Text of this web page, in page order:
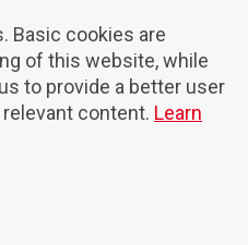
Basic cookies are
of this website, while
to provide a better user
content. Learn